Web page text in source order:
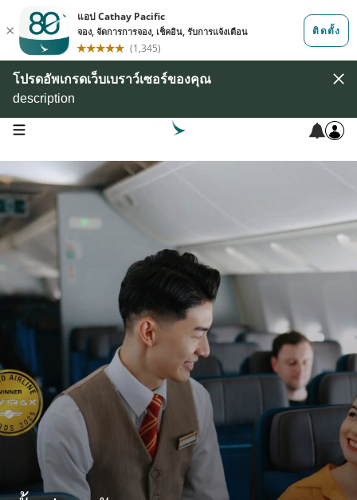
โปรดอัพเกรดเว็บเบราว์เซอร์ของคุณ
description
open navigation menu